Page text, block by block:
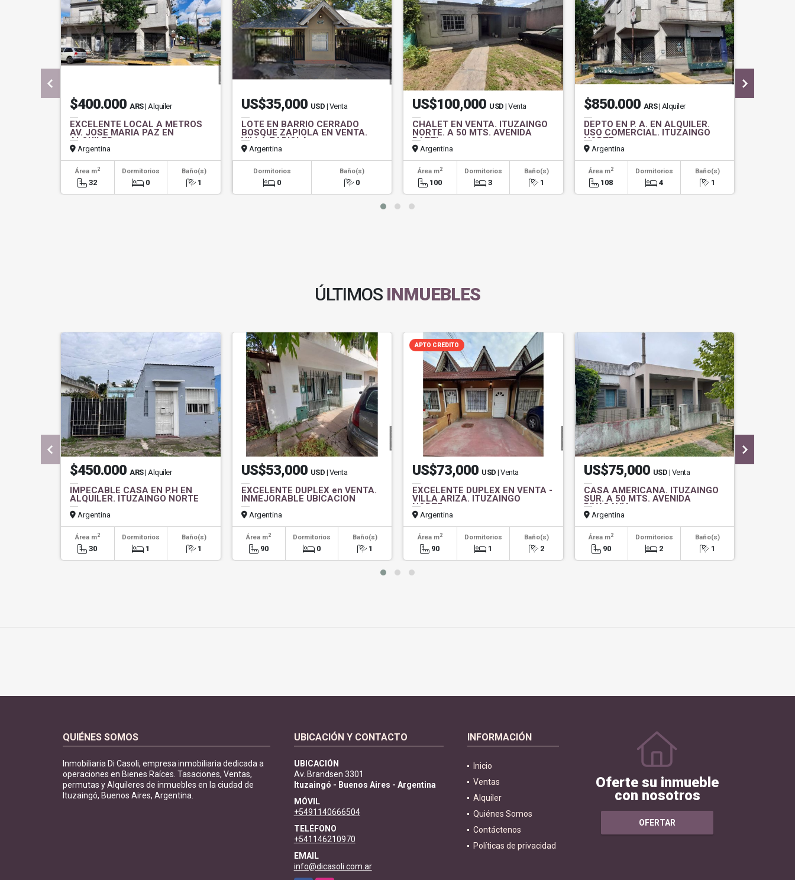
$400.000 ARS| Alquiler
EXCELENTE LOCAL A METROS
AV. JOSE MARIA PAZ EN
ALQUILER
Argentina
Área m2
32
Dormitorios
0
Baño(s)
1
US$35,000 USD | Venta
LOTE EN BARRIO CERRADO
BOSQUE ZAPIOLA EN VENTA.
VILLA ZAPIOLA
Argentina
Dormitorios
0
Baño(s)
0
US$100,000 USD | Venta
CHALET EN VENTA. ITUZAINGO
NORTE. A 50 MTS. AVENIDA
RATTI
Argentina
Área m2
100
Dormitorios
3
Baño(s)
1
$850.000 ARS | Alquiler
DEPTO EN P. A. EN ALQUILER.
USO COMERCIAL. ITUZAINGO
NORTE
Argentina
Área m2
108
Dormitorios
4
Baño(s)
1
ÚLTIMOS INMUEBLES
$450.000 ARS| Alquiler
IMPECABLE CASA EN P.H EN
ALQUILER. ITUZAINGO NORTE
Argentina
Área m2
30
Dormitorios
1
Baño(s)
1
US$53,000 USD | Venta
EXCELENTE DUPLEX en VENTA.
INMEJORABLE UBICACION
Argentina
Área m2
90
Dormitorios
0
Baño(s)
1
APTO CREDITO
US$73,000 USD | Venta
EXCELENTE DUPLEX EN VENTA -
VILLA ARIZA. ITUZAINGO
NORTE.
Argentina
Área m2
90
Dormitorios
1
Baño(s)
2
US$75,000 USD | Venta
CASA AMERICANA. ITUZAINGO
SUR. A 50 MTS. AVENIDA
RIVADAVIA
Argentina
Área m2
90
Dormitorios
2
Baño(s)
1
QUIÉNES SOMOS
Inmobiliaria Di Casoli, empresa inmobiliaria dedicada a
operaciones en Bienes Raíces. Tasaciones, Ventas,
permutas y Alquileres de inmuebles en la ciudad de
Ituzaingó, Buenos Aires, Argentina.
UBICACIÓN Y CONTACTO
UBICACIÓN
Av. Brandsen 3301
Ituzaingó - Buenos Aires - Argentina
MÓVIL
+5491140666504
TELÉFONO
+541146210970
EMAIL
info@dicasoli.com.ar
INFORMACIÓN
Inicio
Ventas
Alquiler
Quiénes Somos
Contáctenos
Políticas de privacidad
Oferte su inmueble
con nosotros
OFERTAR